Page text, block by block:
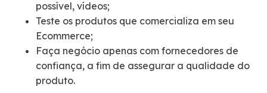
possível, vídeos;
Teste os produtos que comercializa em seu
Ecommerce;
Faça negócio apenas com fornecedores de
confiança, a fim de assegurar a qualidade do
produto.